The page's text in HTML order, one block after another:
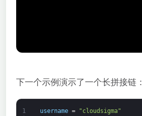
下一个示例演示了一个长拼接链：
1
username =
"cloudsigma"